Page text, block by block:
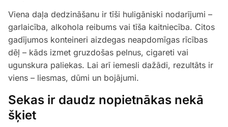
Viena daļa dedzināšanu ir tīši huligāniski nodarījumi –
garlaicība, alkohola reibums vai tīša kaitniecība. Citos
gadījumos konteineri aizdegas neapdomīgas rīcības
dēļ – kāds izmet gruzdošas pelnus, cigareti vai
ugunskura paliekas. Lai arī iemesli dažādi, rezultāts ir
viens – liesmas, dūmi un bojājumi.
Sekas ir daudz nopietnākas nekā
šķiet